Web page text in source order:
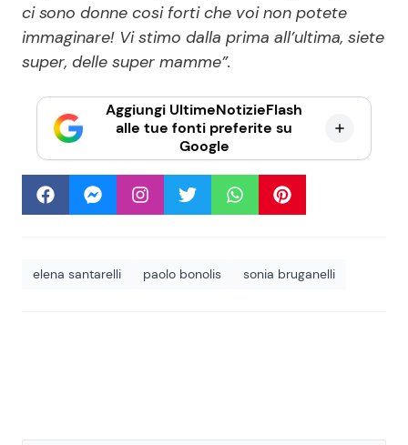
ci sono donne cosi forti che voi non potete
immaginare! Vi stimo dalla prima all’ultima, siete
super, delle super mamme”.
Aggiungi UltimeNotizieFlash
alle tue fonti preferite su
Google
elena santarelli paolo bonolis sonia bruganelli